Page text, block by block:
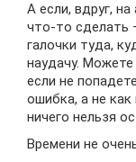
А если, вдруг,
что-то сделать
галочки туда,
наудачу.
если не
ошибка, а не
ничего нельзя
Времени не